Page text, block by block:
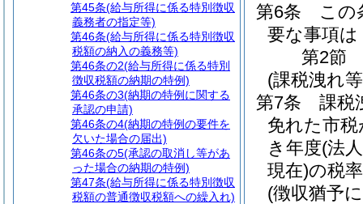
第6条
この
要な事項
第2節
(課税洩れ
第7条
課税
免れた市
き年度(法
現在)の税
(徴収猶予
第45条(給与所得に係る特別徴収
義務者の指定等)
第46条(給与所得に係る特別徴収
税額の納入の義務等)
第46条の2(給与所得に係る特別
徴収税額の納期の特例)
第46条の3(納期の特例に関する
承認の申請)
第46条の4(納期の特例の要件を
欠いた場合の届出)
第46条の5(承認の取消し等があ
った場合の納期の特例)
第47条(給与所得に係る特別徴収
税額の普通徴収税額への繰入れ)